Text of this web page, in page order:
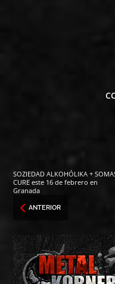
SOZIEDAD ALKOHÓLIKA +
CURE este 16 de febrero en
Granada
ANTERIOR